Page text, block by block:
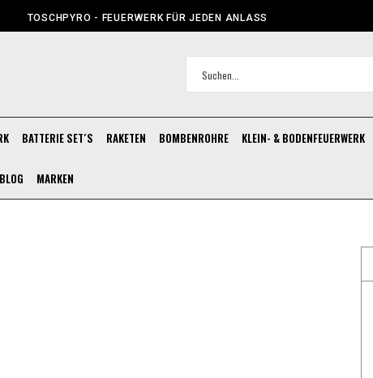
TOSCHPYRO - FEUERWERK FÜR JEDEN ANLASS
BATTERIE SET´S RAKETEN BOMBENROHRE KLEIN- & BODENFEUERWERK
MARKEN